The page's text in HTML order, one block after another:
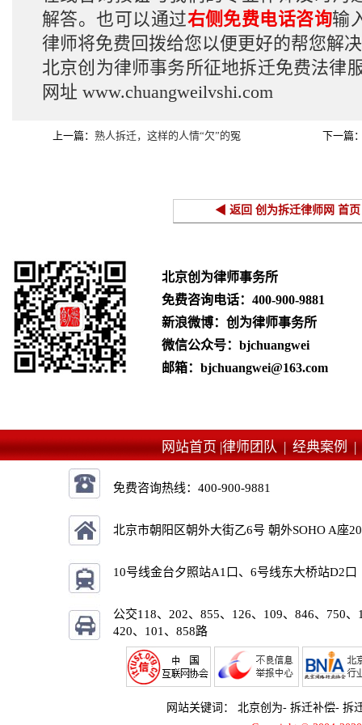
解答。也可以通过右侧免费电话咨询输
律师将免费回拨给您以便更好的帮您解
北京创为律师事务所征地拆迁免费法律
网址 www.chuangweilvshi.com
上一篇： 熟人拆迁，这样的人情“欠”的冤 下一篇
◀ 返回 创为拆迁律师网 首
北京创为律师事务所
免费咨询电话： 400-900-9881
新浪微博：创为律师事务所
微信公众号：bjchuangwei
邮箱：bjchuangwei@163.com
网站首页 |律师团队 |经典案例
免费咨询热线：400-900-9881
北京市朝阳区朝外大街乙6号 朝外SOHO A座
10号线金台夕照站A1口、6号线东大桥站D2口
公交118、202、855、126、109、846、750、
420、101、858路
网站关键词： 北京创为- 拆迁补偿- 拆